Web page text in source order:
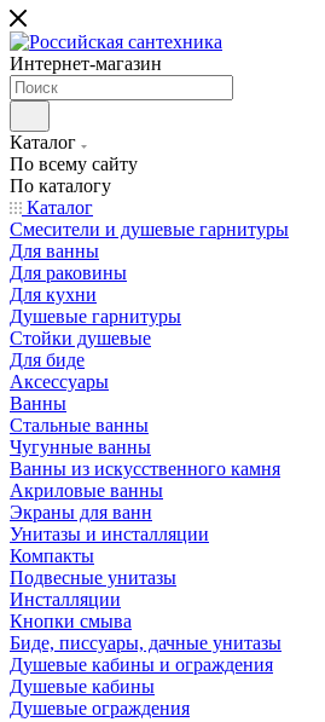
Интернет-магазин
Каталог
По всему сайту
По каталогу
Каталог
Смесители и душевые гарнитуры
Для ванны
Для раковины
Для кухни
Душевые гарнитуры
Стойки душевые
Для биде
Аксессуары
Ванны
Стальные ванны
Чугунные ванны
Ванны из искусственного камня
Акриловые ванны
Экраны для ванн
Унитазы и инсталляции
Компакты
Подвесные унитазы
Инсталляции
Кнопки смыва
Биде, писсуары, дачные унитазы
Душевые кабины и ограждения
Душевые кабины
Душевые ограждения